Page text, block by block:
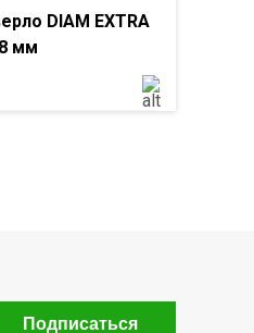
DIAM EXTRA
мм
Подписаться